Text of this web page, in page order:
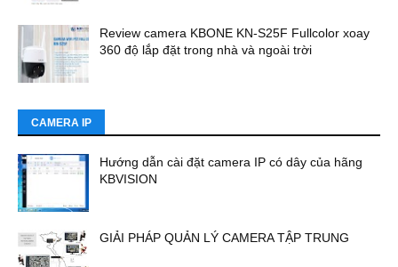
Review camera KBONE KN-S25F Fullcolor xoay
360 độ lắp đặt trong nhà và ngoài trời
CAMERA IP
Hướng dẫn cài đặt camera IP có dây của hãng
KBVISION
GIẢI PHÁP QUẢN LÝ CAMERA TẬP TRUNG